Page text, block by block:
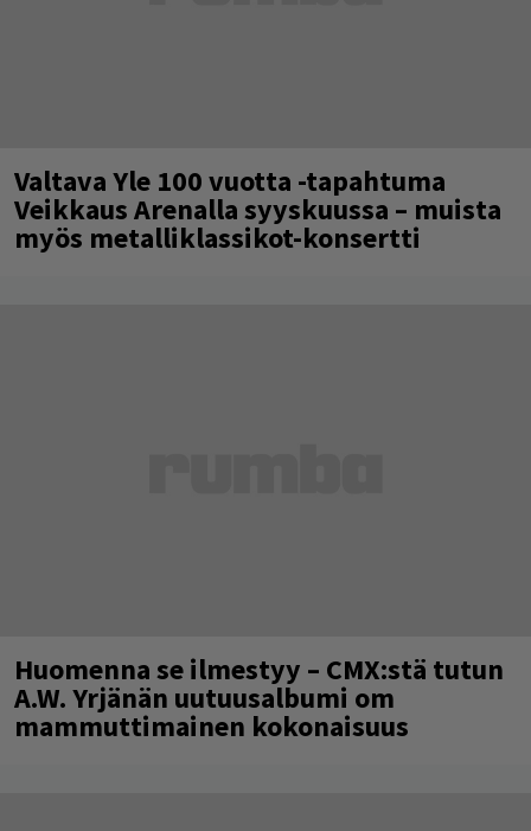
Valtava Yle 100 vuotta -tapahtuma
Veikkaus Arenalla syyskuussa – muista
myös metalliklassikot-konsertti
Huomenna se ilmestyy – CMX:stä tutun
A.W. Yrjänän uutuusalbumi om
mammuttimainen kokonaisuus